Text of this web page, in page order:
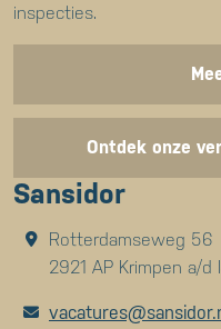
inspecties.
Ontdek onze
Sansidor
Rotterdamseweg 56
2921 AP Krimpen a/d